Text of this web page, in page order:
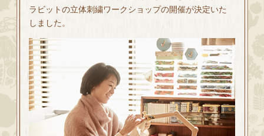
ラビットの立体刺繍ワークショップの開催が決定いた
しました。